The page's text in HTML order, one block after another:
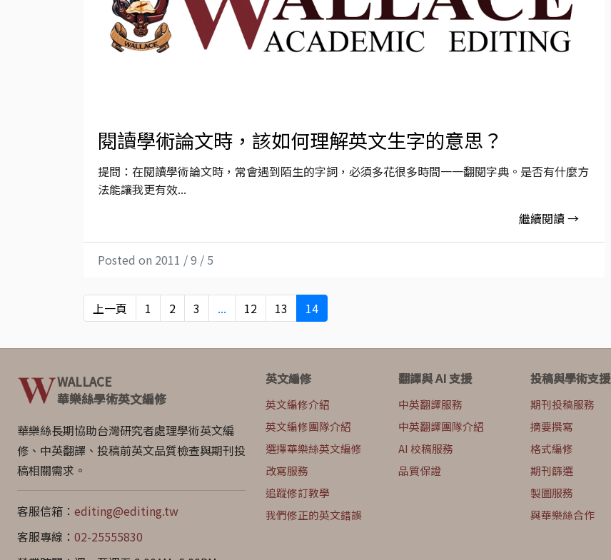
閱讀學術論文時，該如何理解英文生字的意思？
提問：在閱讀學術論文時，常會遇到陌生的字詞，必須多花很多時間一一翻閱字典。是否有什麼方
法能讓我更有效...
繼續閱讀 →
Posted on 2011 / 9 / 5
上一頁 1 2 3 ... 12 13 14
WALLACE
華樂絲學術英文編修
華樂絲長期協助台灣研究者處理學術英文編
修、中英翻譯、投稿前英文品質檢查與期刊投
稿相關需求。
客服信箱： editing@editing.tw
客服專線： 02-25555830
英文編修
英文編修介紹
英文編修團隊介紹
選擇華樂絲英文編修
改寫服務
追蹤修訂教學
我們修正的英文錯誤
翻譯與 AI 支援
中英翻譯服務
中英翻譯團隊介紹
AI 校稿服務
品質保證
投稿與學術支援
期刊投稿服務
摘要撰寫
格式編修
期刊篩選
製圖服務
與華樂絲合作